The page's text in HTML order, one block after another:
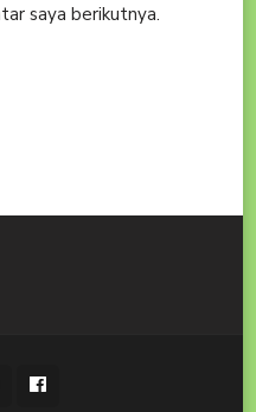
saya berikutnya.